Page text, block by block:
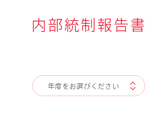
内部統制報告書